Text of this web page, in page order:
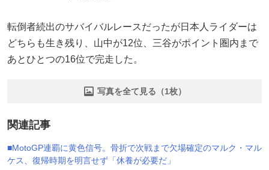
転倒者続出のサバイバルレースだったが日本人ライダーは
どちらも生き残り、山中が12位、三谷がポイント圏内まで
あとひとつの16位で完走した。
写真を全て見る（1枚）
関連記事
■MotoGP連覇に黄色信号。骨折で次戦まで欠場確定のマルク・マル
ケス、復帰時期を明言せず「休養が必要だ」